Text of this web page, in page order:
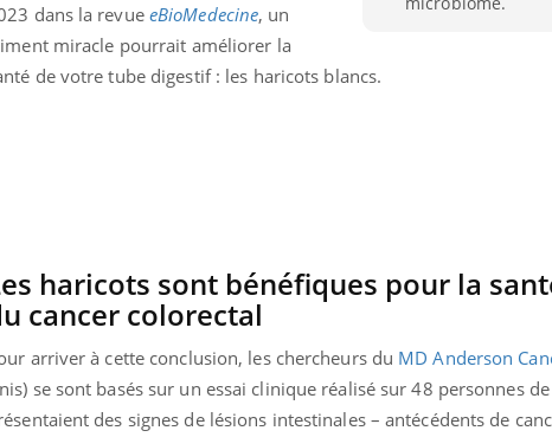
dans la revue eBioMedecine, un
miracle pourrait améliorer la
de votre tube digestif : les haricots blancs.
haricots sont bénéfiques pour la
cancer colorectal
arriver à cette conclusion, les chercheurs du MD Anderson
se sont basés sur un essai clinique réalisé sur 48 personnes
des signes de lésions intestinales – antécédents de